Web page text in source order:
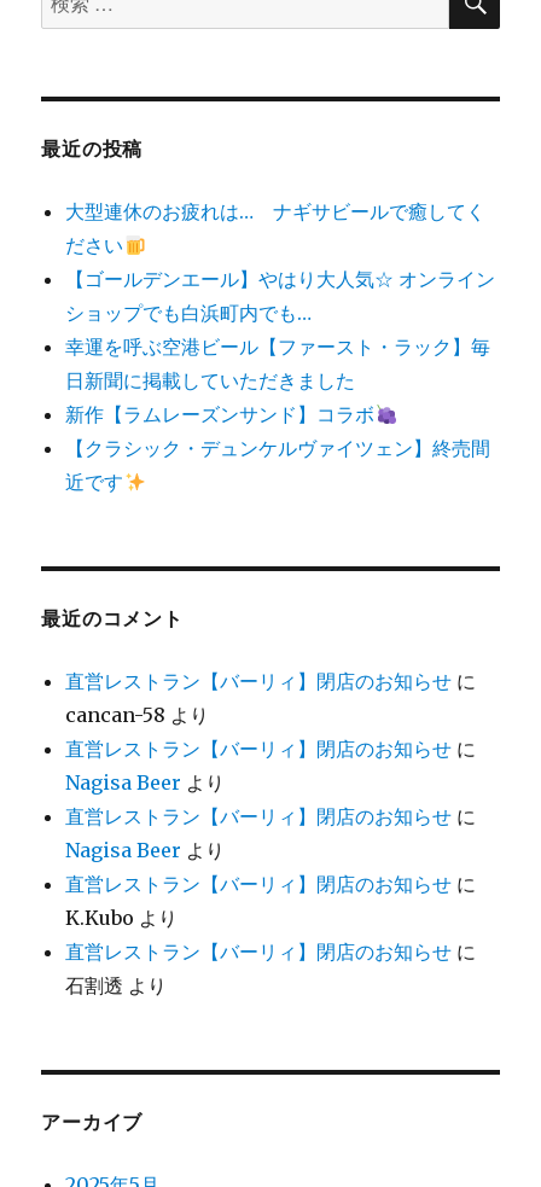
索
象:
最近の投稿
大型連休のお疲れは… ナギサビールで癒してく
ださい
【ゴールデンエール】やはり大人気☆ オンライン
ショップでも白浜町内でも…
幸運を呼ぶ空港ビール【ファースト・ラック】毎
日新聞に掲載していただきました
新作【ラムレーズンサンド】コラボ
【クラシック・デュンケルヴァイツェン】終売間
近です
最近のコメント
直営レストラン【バーリィ】閉店のお知らせ に
cancan-58 より
直営レストラン【バーリィ】閉店のお知らせ に
Nagisa Beer より
直営レストラン【バーリィ】閉店のお知らせ に
Nagisa Beer より
直営レストラン【バーリィ】閉店のお知らせ に
K.Kubo より
直営レストラン【バーリィ】閉店のお知らせ に
石割透 より
アーカイブ